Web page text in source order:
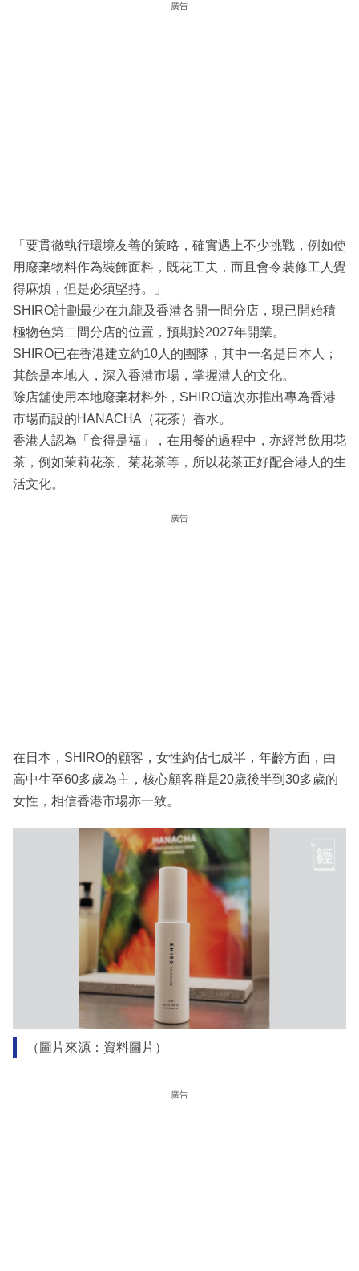
廣告
「要貫徹執行環境友善的策略，確實遇上不少挑戰，例如使
用廢棄物料作為裝飾面料，既花工夫，而且會令裝修工人覺
得麻煩，但是必須堅持。」
SHIRO計劃最少在九龍及香港各開一間分店，現已開始積
極物色第二間分店的位置，預期於2027年開業。
SHIRO已在香港建立約10人的團隊，其中一名是日本人；
其餘是本地人，深入香港市場，掌握港人的文化。
除店舖使用本地廢棄材料外，SHIRO這次亦推出專為香港
市場而設的HANACHA（花茶）香水。
香港人認為「食得是福」，在用餐的過程中，亦經常飲用花
茶，例如茉莉花茶、菊花茶等，所以花茶正好配合港人的生
活文化。
廣告
在日本，SHIRO的顧客，女性約佔七成半，年齡方面，由
高中生至60多歲為主，核心顧客群是20歲後半到30多歲的
女性，相信香港市場亦一致。
（圖片來源：資料圖片）
廣告